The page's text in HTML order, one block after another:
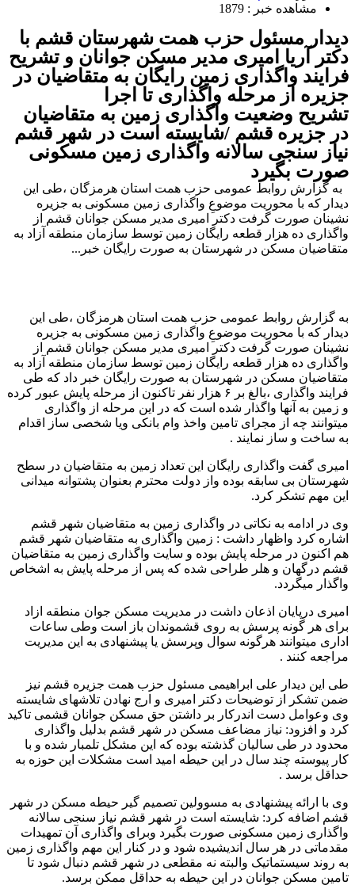
مشاهده خبر : 1879
دیدار مسئول حزب همت شهرستان قشم با
دکتر آریا امیری مدیر مسکن جوانان و تشریح
فرایند واگذاری زمین رایگان به متقاضیان در
جزیره از مرحله واگذاری تا اجرا
تشریح وضعیت واگذاری زمین به متقاضیان
در جزیره قشم /شایسته است در شهر قشم
نیاز سنجی سالانه واگذاری زمین مسکونی
صورت بگیرد
به گزارش روابط عمومی حزب همت استان هرمزگان ،طی این
دیدار که با محوریت موضوعِ واگذاری زمین مسکونی به جزیره
نشینان صورت گرفت دکتر امیری مدیر مسکن جوانان قشم از
واگذاری ده هزار قطعه رایگان زمین توسط سازمان منطقه آزاد به
متقاضیان مسکن در شهرستان به صورت رایگان خبر...
به گزارش روابط عمومی حزب همت استان هرمزگان ،طی این
دیدار که با محوریت موضوعِ واگذاری زمین مسکونی به جزیره
نشینان صورت گرفت دکتر امیری مدیر مسکن جوانان قشم از
واگذاری ده هزار قطعه رایگان زمین توسط سازمان منطقه آزاد به
متقاضیان مسکن در شهرستان به صورت رایگان خبر داد که طی
فرایند واگذاری ،بالغ بر ۶ هزار نفر تاکنون از مرحله پایش عبور کرده
و زمین به آنها واگذار شده است که در این مرحله از واگذاری
میتوانند چه از مجرای تامین واخذ وام بانکی ویا شخصی ساز اقدام
به ساخت و ساز نمایند ‌.
امیری گفت واگذاری رایگان این تعداد زمین به متقاضیان در سطح
شهرستان بی سابقه بوده واز دولت محترم بعنوان پشتوانه میدانی
این مهم تشکر کرد.
وی در ادامه به نکاتی در واگذاری زمین به متقاضیان شهر قشم
اشاره کرد واظهار داشت : زمین واگذاری به متقاضیان شهر قشم
هم اکنون در مرحله پایش بوده و سایت واگذاری زمین به متقاضیان
قشم درگهان و هلر طراحی شده که پس از مرحله پایش به اشخاص
واگذار میگردد.
امیری درپایان اذعان داشت در مدیریت مسکن جوان منطقه ازاد
برای هر گونه پرسش به روی قشموندان باز است وطی ساعات
اداری میتوانند هرگونه سوال وپرسش یا پیشنهادی به این مدیریت
مراجعه کنند .
طی این دیدار علی ابراهیمی مسئول حزب همت جزیره قشم نیز
ضمن تشکر از توضیحات دکتر امیری و ارج نهادن تلاشهای شایسته
وی وعوامل دست اندرکار بر داشتن حق مسکن جوانان قشمی تاکید
کرد و افزود: نیاز مضاعف مسکن در شهر قشم بدلیل واگذاری
محدود در طی سالیان گذشته بوده که این مشکل تلمبار شده و با
کار پیوسته چند سال در این حیطه امید است مشکلات این حوزه به
حداقل برسد .
وی با ارائه پیشنهادی به مسوولین تصمیم گیر حیطه مسکن در شهر
قشم اضافه کرد: شایسته است در شهر قشم نیاز سنجی سالانه
واگذاری زمین مسکونی صورت بگیرد وبرای واگذاری آن تمهیدات
مقدماتی در هر سال اندیشیده شود و در کنار این مهم واگذاری زمین
به روند سیستماتیک والبته نه مقطعی در شهر قشم دنبال شود تا
تامین مسکن جوانان در این حیطه به حداقل ممکن برسد.